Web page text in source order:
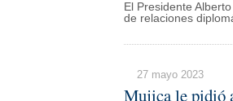
El Presidente
de relaciones
27 mayo 2023
Mujica le pidió